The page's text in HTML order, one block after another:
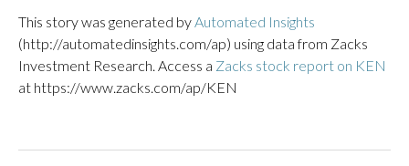
This story was generated byAutomated Insights
(http://automatedinsights.com/ap) using data from Zacks
Investment Research. Access a Zacks stock report on KEN
at https://www.zacks.com/ap/KEN